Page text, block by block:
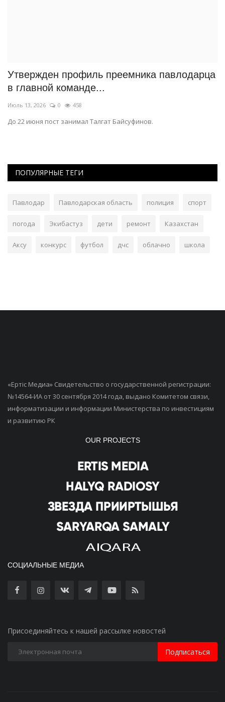
Утвержден профиль преемника павлодарца
в главной команде...
Июль 13, 2026 0 458
До 22 июня пост занимал Талгат Байсуфинов.
ПОПУЛЯРНЫЕ ТЕГИ
Павлодар Павлодарская область полиция спорт
погода Экибастуз дети ремонт Казахстан
Аксу конкурс футбол дчс облачно школа
«Ертiс Медиа» Свидетельство о государственной регистрации:
№14564-ИА от 30 сентября 2014 года, выдано Комитетом связи,
информатизации и информации Министерства по инвестициям
и развитию РК
OUR PROJECTS
СОЦИАЛЬНЫЕ МЕДИА
Присоединяйтесь к нашей рассылке новостей
Подписаться